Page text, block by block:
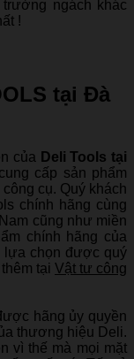
ngách khác
!
tại Đà
của Deli Tools tại
cấp sản phẩm
cụ. Quý khách
chính hãng cùng
cũng như miền
chính hãng của
lựa chọn được quý
tại Vật tư công
hãng ủy quyền
thương hiệu Deli.
vì thế mà mọi mặt